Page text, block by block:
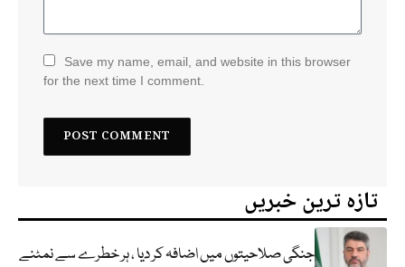
Save my name, email, and website in this browser
for the next time I comment.
تازہ ترین خبریں
جنگی صلاحیتوں میں اضافہ کر دیا ، ہر خطرے سے نمٹنے